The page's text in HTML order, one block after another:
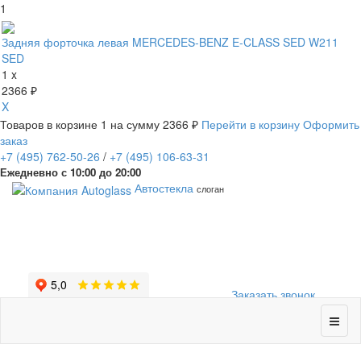
1
Задняя форточка левая MERCEDES-BENZ E-CLASS SED W211
SED
1 x
2366 ₽
X
Товаров в корзине 1 на сумму 2366 ₽ Перейти в корзину Оформить
заказ
+7 (495) 762-50-26 / +7 (495) 106-63-31
Ежедневно с 10:00 до 20:00
Заказать звонок
Автостекла слоган